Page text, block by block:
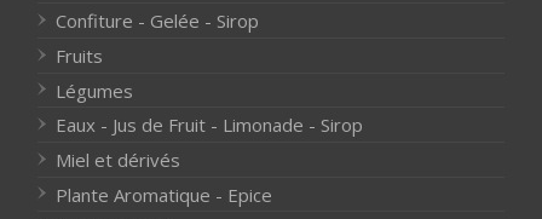
Confiture - Gelée - Sirop
Fruits
Légumes
Eaux - Jus de Fruit - Limonade - Sirop
Miel et dérivés
Plante Aromatique - Epice